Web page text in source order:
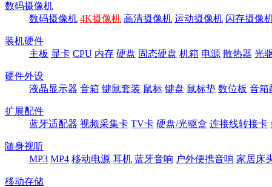
数码摄像机
数码摄像机 4K摄像机 高清摄像机 运动摄像机 闪存摄像
装机硬件
主板 显卡 CPU 内存 硬盘 固态硬盘 机箱 电源 散热器 光
硬件外设
液晶显示器 音箱 键鼠套装 鼠标 键盘 鼠标垫 数位板 音箱
扩展配件
蓝牙适配器 视频采集卡 TV卡 硬盘/光驱盒 连接线转接卡
随身视听
MP3 MP4 移动电源 耳机 蓝牙音响 户外便携音响 家居床
移动存储